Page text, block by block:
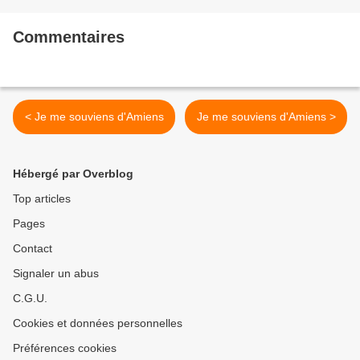
Commentaires
< Je me souviens d'Amiens Je me souviens d'Amiens >
Hébergé par Overblog
Top articles
Pages
Contact
Signaler un abus
C.G.U.
Cookies et données personnelles
Préférences cookies